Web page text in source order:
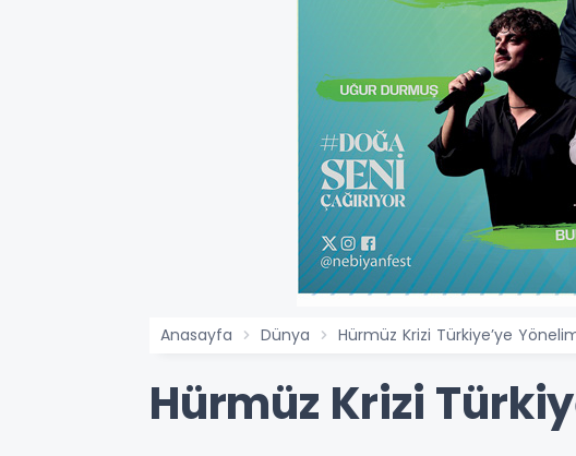
Anasayfa Dünya Hürmüz Krizi Türkiye’ye
Hürmüz Krizi